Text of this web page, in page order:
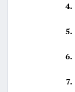
4
5
6
7